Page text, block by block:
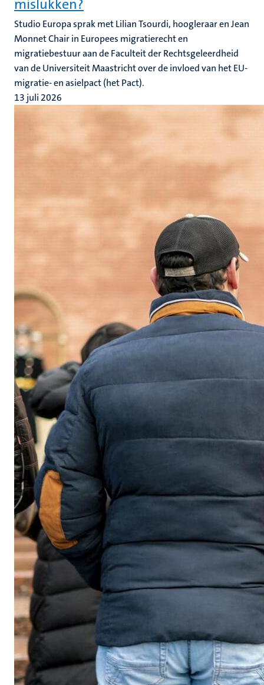
mislukken?
Studio Europa sprak met Lilian Tsourdi, hoogleraar en Jean
Monnet Chair in Europees migratierecht en
migratiebestuur aan de Faculteit der Rechtsgeleerdheid
van de Universiteit Maastricht over de invloed van het EU-
migratie- en asielpact (het Pact).
13 juli 2026